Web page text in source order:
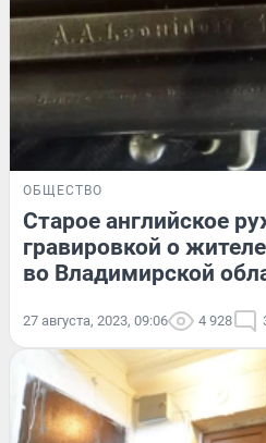
ОБЩЕСТВО
Старое английское
гравировкой о
во Владимирской
27 августа, 2023, 09:06 4 928